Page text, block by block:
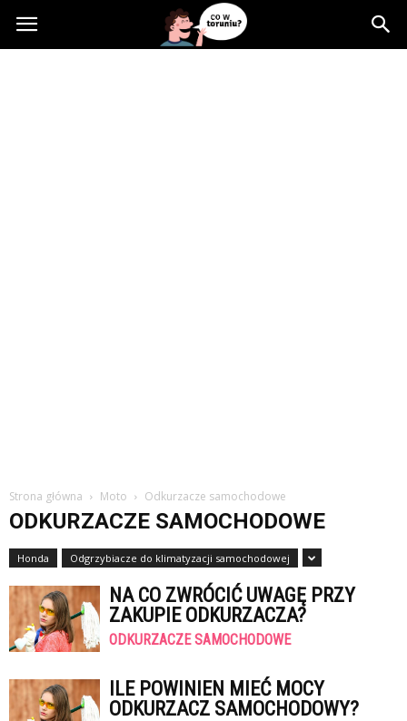
Cowtoruniu.pl
Strona główna Moto Odkurzacze samochodowe
ODKURZACZE SAMOCHODOWE
Honda Odgrzybiacze do klimatyzacji samochodowej
NA CO ZWRÓCIĆ UWAGĘ PRZY
ZAKUPIE ODKURZACZA?
ODKURZACZE SAMOCHODOWE
ILE POWINIEN MIEĆ MOCY
ODKURZACZ SAMOCHODOWY?